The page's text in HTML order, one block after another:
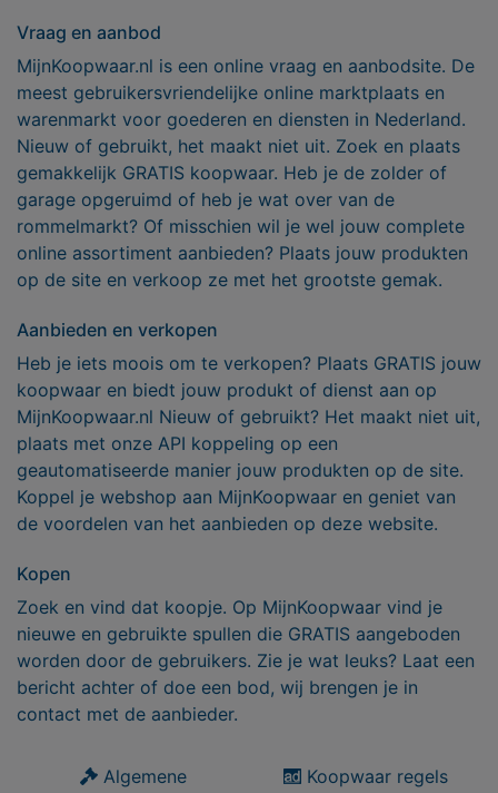
Vraag en aanbod
MijnKoopwaar.nl is een online vraag en aanbodsite. De
meest gebruikersvriendelijke online marktplaats en
warenmarkt voor goederen en diensten in Nederland.
Nieuw of gebruikt, het maakt niet uit. Zoek en plaats
gemakkelijk GRATIS koopwaar. Heb je de zolder of
garage opgeruimd of heb je wat over van de
rommelmarkt? Of misschien wil je wel jouw complete
online assortiment aanbieden? Plaats jouw produkten
op de site en verkoop ze met het grootste gemak.
Aanbieden en verkopen
Heb je iets moois om te verkopen? Plaats GRATIS jouw
koopwaar en biedt jouw produkt of dienst aan op
MijnKoopwaar.nl Nieuw of gebruikt? Het maakt niet uit,
plaats met onze API koppeling op een
geautomatiseerde manier jouw produkten op de site.
Koppel je webshop aan MijnKoopwaar en geniet van
de voordelen van het aanbieden op deze website.
Kopen
Zoek en vind dat koopje. Op MijnKoopwaar vind je
nieuwe en gebruikte spullen die GRATIS aangeboden
worden door de gebruikers. Zie je wat leuks? Laat een
bericht achter of doe een bod, wij brengen je in
contact met de aanbieder.
Algemene
Koopwaar regels